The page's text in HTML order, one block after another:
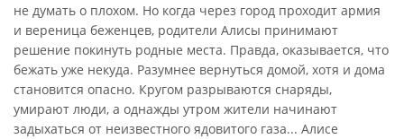
не думать о плохом. Но когда через город проходит армия
и вереница беженцев, родители Алисы принимают
решение покинуть родные места. Правда, оказывается, что
бежать уже некуда. Разумнее вернуться домой, хотя и дома
становится опасно. Кругом разрываются снаряды,
умирают люди, а однажды утром жители начинают
задыхаться от неизвестного ядовитого газа... Алисе